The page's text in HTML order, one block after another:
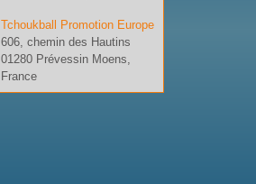
Tchoukball Promotion Europe
606, chemin des Hautins
01280 Prévessin Moens,
France